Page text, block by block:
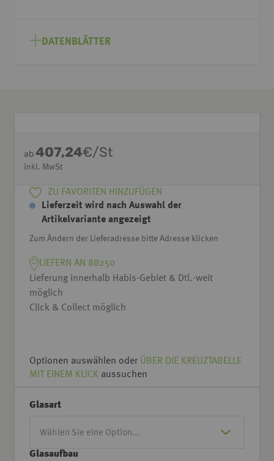
DATENBLÄTTER
ab407,24€/St
inkl. MwSt
ZU FAVORITEN HINZUFÜGEN
Lieferzeit wird nach Auswahl der
Artikelvariante angezeigt
Zum Ändern der Lieferadresse bitte Adresse klicken
LIEFERN AN 88250
Lieferung innerhalb Habis-Gebiet & Dtl.-weit
möglich
Click & Collect möglich
Optionen auswählen oder ÜBER DIE KREUZTABELLE
MIT EINEM KLICK aussuchen
Glasart
Glasaufbau